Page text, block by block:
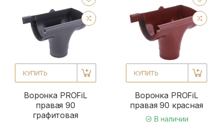
КУПИТЬ
Воронка PROFiL
правая 90
графитовая
КУПИТЬ
Воронка PROFiL
правая 90 красная
В наличии